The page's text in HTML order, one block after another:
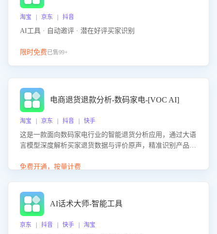
淘宝 | 京东 | 抖音
AI工具 · 自动邀评 · 潜在好评买家识别
限时免费已售99+
电商退货退款分析-数码家电-[VOC AI]
淘宝 | 京东 | 抖音 | 快手
这是一款面向数码家电行业的智能退货分析应用，通过大语
言模型深度解析买家退货数据与评价原声，精准识别产品质
改进建议，通过挖掘用户痛点驱动产品迭代，从根本上降低
免费开通，按量计费
AI话术大师-智能工具
京东 | 抖音 | 快手 | 淘宝